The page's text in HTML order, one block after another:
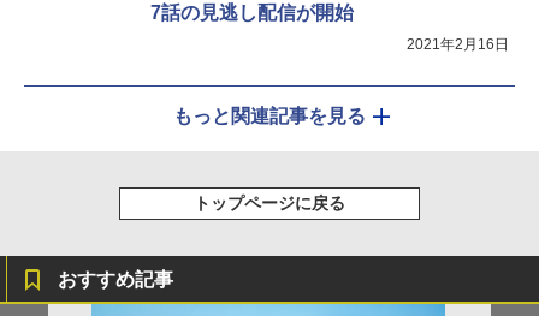
7話の見逃し配信が開始
2021年2月16日
もっと関連記事を見る
トップページに戻る
おすすめ記事